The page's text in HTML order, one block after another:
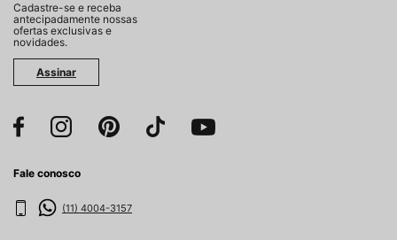
Cadastre-se e receba
antecipadamente nossas
ofertas exclusivas e
novidades.
Assinar
Fale conosco
(11) 4004-3157